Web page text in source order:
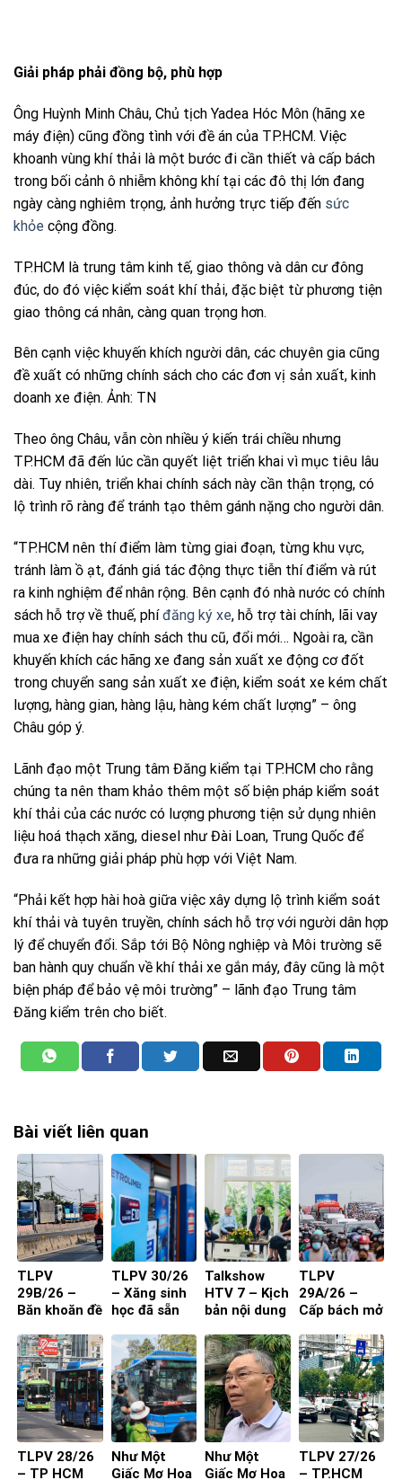
Giải pháp phải đồng bộ, phù hợp
Ông Huỳnh Minh Châu, Chủ tịch Yadea Hóc Môn (hãng xe
máy điện) cũng đồng tình với đề án của TP.HCM. Việc
khoanh vùng khí thải là một bước đi cần thiết và cấp bách
trong bối cảnh ô nhiễm không khí tại các đô thị lớn đang
ngày càng nghiêm trọng, ảnh hưởng trực tiếp đến sức
khỏe cộng đồng.
TP.HCM là trung tâm kinh tế, giao thông và dân cư đông
đúc, do đó việc kiểm soát khí thải, đặc biệt từ phương tiện
giao thông cá nhân, càng quan trọng hơn.
Bên cạnh việc khuyến khích người dân, các chuyên gia cũng
đề xuất có những chính sách cho các đơn vị sản xuất, kinh
doanh xe điện. Ảnh: TN
Theo ông Châu, vẫn còn nhiều ý kiến trái chiều nhưng
TP.HCM đã đến lúc cần quyết liệt triển khai vì mục tiêu lâu
dài. Tuy nhiên, triển khai chính sách này cần thận trọng, có
lộ trình rõ ràng để tránh tạo thêm gánh nặng cho người dân.
“TP.HCM nên thí điểm làm từng giai đoạn, từng khu vực,
tránh làm ồ ạt, đánh giá tác động thực tiễn thí điểm và rút
ra kinh nghiệm để nhân rộng. Bên cạnh đó nhà nước có chính
sách hỗ trợ về thuế, phíđăng ký xe, hỗ trợ tài chính, lãi vay
mua xe điện hay chính sách thu cũ, đổi mới… Ngoài ra, cần
khuyến khích các hãng xe đang sản xuất xe động cơ đốt
trong chuyển sang sản xuất xe điện, kiểm soát xe kém chất
lượng, hàng gian, hàng lậu, hàng kém chất lượng” – ông
Châu góp ý.
Lãnh đạo một Trung tâm Đăng kiểm tại TP.HCM cho rằng
chúng ta nên tham khảo thêm một số biện pháp kiểm soát
khí thải của các nước có lượng phương tiện sử dụng nhiên
liệu hoá thạch xăng, diesel như Đài Loan, Trung Quốc để
đưa ra những giải pháp phù hợp với Việt Nam.
“Phải kết hợp hài hoà giữa việc xây dựng lộ trình kiểm soát
khí thải và tuyên truyền, chính sách hỗ trợ với người dân hợp
lý để chuyển đổi. Sắp tới Bộ Nông nghiệp và Môi trường sẽ
ban hành quy chuẩn về khí thải xe gắn máy, đây cũng là một
biện pháp để bảo vệ môi trường” – lãnh đạo Trung tâm
Đăng kiểm trên cho biết.
Bài viết liên quan
TLPV
29B/26 –
Băn khoăn đề
29 chỗ vào
nội đô
TP.HCM
TLPV 30/26
– Xăng sinh
học đã sẵn
Talkshow
HTV 7 – Kịch
bản nội dung
người
TLPV
29A/26 –
Cấp bách mở
TLPV 28/26
– TP HCM
Như Một
Giấc Mơ Hoa
Như Một
Giấc Mơ Hoa
TLPV 27/26
– TP.HCM